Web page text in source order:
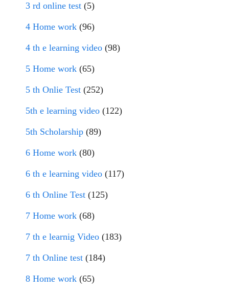
3 rd online test (5)
4 Home work (96)
4 th e learning video (98)
5 Home work (65)
5 th Onlie Test (252)
5th e learning video (122)
5th Scholarship (89)
6 Home work (80)
6 th e learning video (117)
6 th Online Test (125)
7 Home work (68)
7 th e learnig Video (183)
7 th Online test (184)
8 Home work (65)